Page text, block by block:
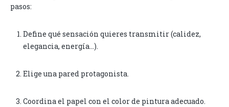
pasos:
Define qué sensación quieres transmitir (calidez,
elegancia, energía…).
Elige una pared protagonista.
Coordina el papel con el color de pintura adecuado.